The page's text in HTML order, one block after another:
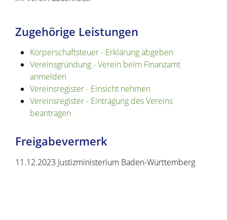
Zugehörige Leistungen
Körperschaftsteuer - Erklärung abgeben
Vereinsgründung - Verein beim Finanzamt
anmelden
Vereinsregister - Einsicht nehmen
Vereinsregister - Eintragung des Vereins
beantragen
Freigabevermerk
11.12.2023 Justizministerium Baden-Württemberg